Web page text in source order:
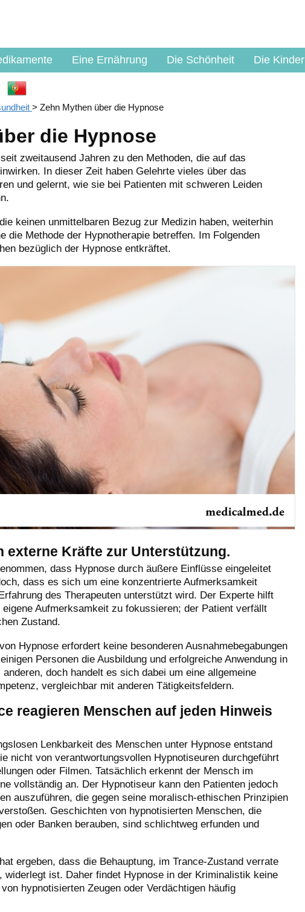
Eine Ernährung Die Schönheit Die Kinder
> Zehn Mythen über die Hypnose
die Hypnose
zweitausend Jahren zu den Methoden, die auf das
In dieser Zeit haben Gelehrte vieles über das
und gelernt, wie sie bei Patienten mit schweren Leiden
keinen unmittelbaren Bezug zur Medizin haben, weiterhin
die Methode der Hypnotherapie betreffen. Im Folgenden
bezüglich der Hypnose entkräftet.
externe Kräfte zur Unterstützung.
dass Hypnose durch äußere Einflüsse eingeleitet
dass es sich um eine konzentrierte Aufmerksamkeit
des Therapeuten unterstützt wird. Der Experte hilft
Aufmerksamkeit zu fokussieren; der Patient verfällt
Zustand.
Hypnose erfordert keine besonderen Ausnahmebegabungen
Personen die Ausbildung und erfolgreiche Anwendung in
doch handelt es sich dabei um eine allgemeine
vergleichbar mit anderen Tätigkeitsfeldern.
reagieren Menschen auf jeden Hinweis
Lenkbarkeit des Menschen unter Hypnose entstand
nicht von verantwortungsvollen Hypnotiseuren durchgeführt
oder Filmen. Tatsächlich erkennt der Mensch im
vollständig an. Der Hypnotiseur kann den Patienten jedoch
auszuführen, die gegen seine moralisch-ethischen Prinzipien
Geschichten von hypnotisierten Menschen, die
oder Banken berauben, sind schlichtweg erfunden und
ergeben, dass die Behauptung, im Trance-Zustand verrate
widerlegt ist. Daher findet Hypnose in der Kriminalistik keine
hypnotisierten Zeugen oder Verdächtigen häufig